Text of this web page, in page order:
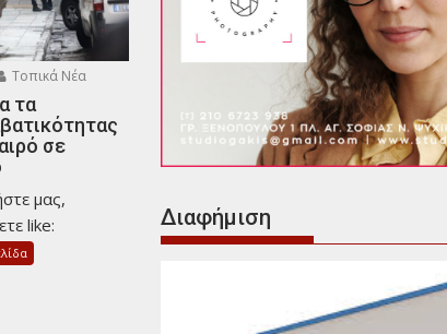
Τοπικά Νέα
τα
σε
μας,
like:
Διαφήμιση